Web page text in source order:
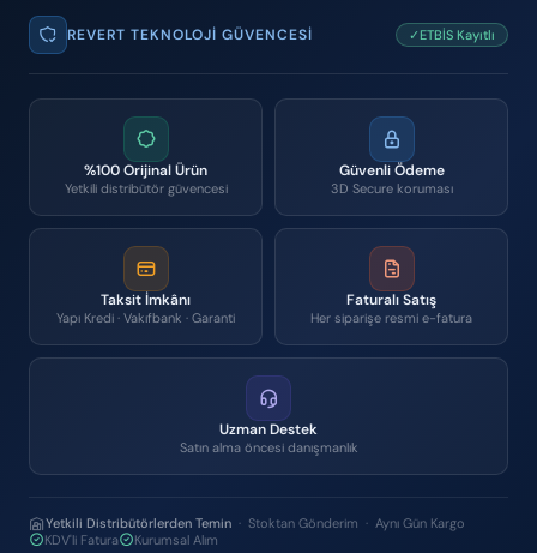
REVERT TEKNOLOJI GÜVENCESI ✓ETBİS Kayıtlı
%100 Orijinal Ürün
Yetkili distribütör güvencesi
Güvenli Ödeme
3D Secure koruması
Taksit İmkânı
Yapı Kredi · Vakıfbank · Garanti
Faturalı Satış
Her siparişe resmi e-fatura
Uzman Destek
Satın alma öncesi danışmanlık
Yetkili Distribütörlerden Temin · Stoktan Gönderim · Aynı Gün Kargo
KDV'li Fatura
Kurumsal Alım